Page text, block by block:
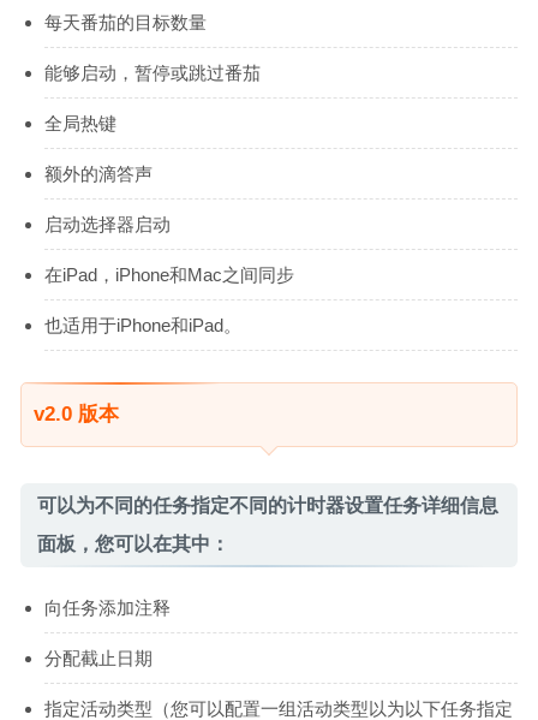
每天番茄的目标数量
能够启动，暂停或跳过番茄
全局热键
额外的滴答声
启动选择器启动
在iPad，iPhone和Mac之间同步
也适用于iPhone和iPad。
v2.0 版本
可以为不同的任务指定不同的计时器设置任务详细信息
面板，您可以在其中：
向任务添加注释
分配截止日期
指定活动类型（您可以配置一组活动类型以为以下任务指定